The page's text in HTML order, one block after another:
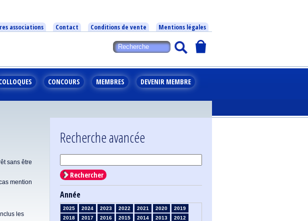
associations Contact Conditions de vente Mentions légales
CONCOURS MEMBRES DEVENIR MEMBRE
sans être
mention
les
Recherche avancée
Rechercher
Année
2025 2024 2023 2022 2021 2020
2019
2018
2017 2016 2015 2014 2013
2012